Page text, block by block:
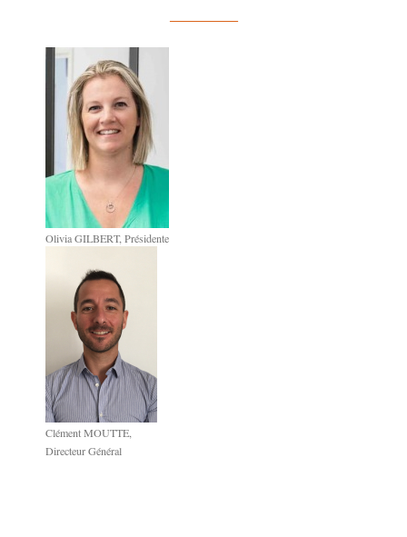
—————
Olivia GILBERT, Présidente
Clément MOUTTE,
Directeur Général